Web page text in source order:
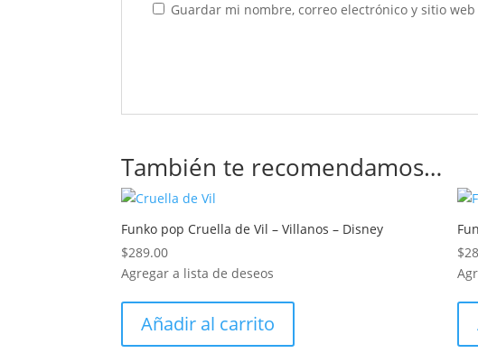
Guardar mi nombre, correo electrónico y sitio
También te recomendamos…
Funko pop Cruella de Vil – Villanos – Disney
$289.00
Agregar a lista de deseos
Añadir al carrito
$